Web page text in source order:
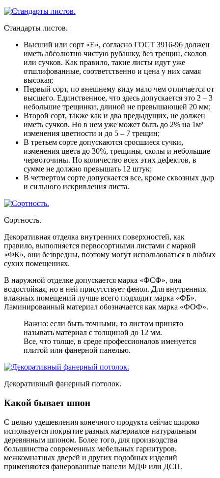
Стандарты листов.
Высший или сорт «Е», согласно ГОСТ 3916-96 должен
иметь абсолютно чистую рубашку, без трещин, сколов
или сучков. Как правило, такие листы идут уже
отшлифованные, соответственно и цена у них самая
высокая;
Первый сорт, по внешнему виду мало чем отличается от
высшего. Единственное, что здесь допускается это 2 – 3
небольшие трещинки, длиной не превышающей 20 мм;
Второй сорт, также как и два предыдущих, не должен
иметь сучков. Но в нем уже может быть до 2% на 1м²
изменения цветности и до 5 – 7 трещин;
В третьем сорте допускаются сросшиеся сучки,
изменения цвета до 30%, трещины, сколы и небольшие
червоточины. Но количество всех этих дефектов, в
сумме не должно превышать 12 штук;
В четвертом сорте допускается все, кроме сквозных дыр
и сильного искривления листа.
Сортность.
Декоративная отделка внутренних поверхностей, как
правило, выполняется первосортными листами с маркой
«ФК», они безвредны, поэтому могут использоваться в любых
сухих помещениях.
В наружной отделке допускается марка «ФСФ», она
водостойкая, но в ней присутствует фенол. Для внутренних
влажных помещений лучше всего подходит марка «ФБ».
Ламинированный материал обозначается как марка «ФОФ».
Важно: если быть точными, то листом принято
называть материал с толщиной до 12 мм.
Все, что толще, в среде профессионалов именуется
плитой или фанерной панелью.
Декоративный фанерный потолок.
Какой бывает шпон
С целью удешевления конечного продукта сейчас широко
используется покрытие разных материалов натуральным
деревянным шпоном. Более того, для производства
большинства современных мебельных гарнитуров,
межкомнатных дверей и других подобных изделий
применяются фанерованные панели МДФ или ДСП.